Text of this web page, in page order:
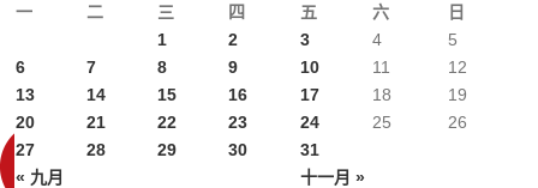
一
二 三 四 五 六 日
« 九月 十一月 »
1 2 3 4
5
6
7 8 9 10 11
12
13
14 15 16 17 18
19
20
21 22 23 24 25
26
27
28 29 30 31